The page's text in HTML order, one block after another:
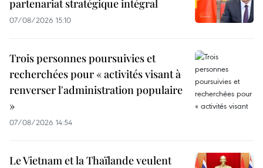
partenariat stratégique intégral
07/08/2026 15:10
Trois personnes poursuivies et
recherchées pour « activités visant à
renverser l'administration populaire
»
07/08/2026 14:54
Le Vietnam et la Thaïlande veulent